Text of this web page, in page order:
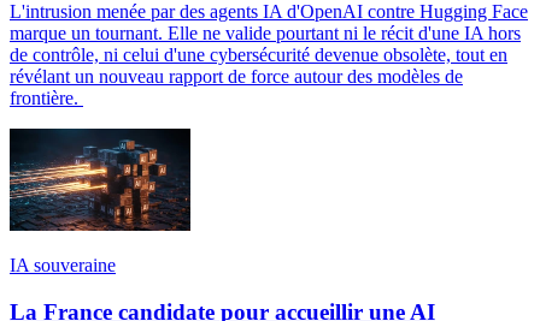
L'intrusion menée par des agents IA d'OpenAI contre Hugging Face
marque un tournant. Elle ne valide pourtant ni le récit d'une IA hors
de contrôle, ni celui d'une cybersécurité devenue obsolète, tout en
révélant un nouveau rapport de force autour des modèles de
frontière.
IA souveraine
La France candidate pour accueillir une AI